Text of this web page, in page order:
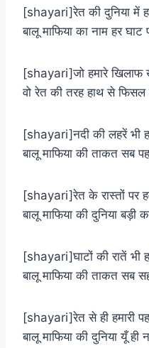
[shayari]रेत की दुनिया में
बालू माफिया का नाम हर
[shayari]जो हमारे खिलाफ
वो रेत की तरह हाथ से
[shayari]नदी की लहरें भी
बालू माफिया की ताकत सब
[shayari]रेत के रास्तों पर
बालू माफिया की दुनिया
[shayari]घाटों की रातें भी
बालू माफिया की ताकत सब
[shayari]रेत से ही हमारी
बालू माफिया की दुनिया यूँ